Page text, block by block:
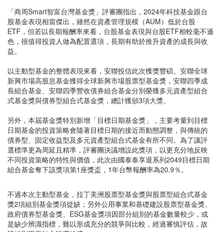
「商周Smart智富台灣基金獎」評審團指出，2024年科技基金跟台
股基金表現相當傑出，雖然在資產管理規模（AUM）低於台股
ETF，但若以長期報酬率來看，台股基金表現與台股ETF相較毫不遜
色，很值得投資人做為配置選項，長期有助於推升資產的成長與收
益。
以主動型基金的整體表現來看，安聯投信此次獲獎豐碩。安聯全球
新興市場高股息基金獲得全球新興市場股票型基金獎，安聯四季成
長組合基金、安聯四季豐收債券組合基金分別榮獲多元資產型組合
式基金獎與債券型組合式基金獎，總計獲頒3項大獎。
另外，本屆基金獎特別新增「目標日期基金獎」，主要考量到目標
日期基金的投資策略會隨著目標日期的接近而動態調整，與傳統的
債券型、固定收益型及多元資產型組合式基金有所不同。為了讓評
選標準更為周延且精準，評審團決議增設此獎項，以更充分地反映
不同投資策略的特性與價值，此次由國泰泰享退系列2049目標日期
組合基金奪下該獎項第1座獎盃，1年台幣報酬率為20.9％。
不過本次主動型基金，拉丁美洲股票型基金獎與股票型組合式基金
獎2項組別基金獎項從缺；另外公用事業和基礎建設股票型基金獎、
政府債券型基金獎、ESG基金獎項因部分組別的基金數量較少，或
是缺少辨識指標，難以形成充分的競爭與比較，經過審慎評估，故